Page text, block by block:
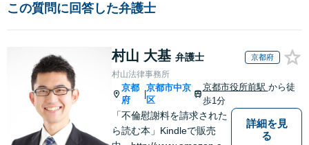
この質問に回答した弁護士
村山 大基 弁護士 京都府
村山法律事務所
京都
府
|
京都市中京
区
京都市役所前駅 から徒
歩1分
「不倫慰謝料を請求された
ら読む本」Kindleで販売
詳細を見
る